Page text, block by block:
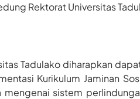
Rektorat Universitas
Tadulako diharapkan
Kurikulum Jaminan
sistem